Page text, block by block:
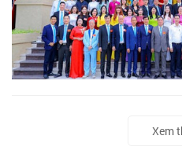
Xem